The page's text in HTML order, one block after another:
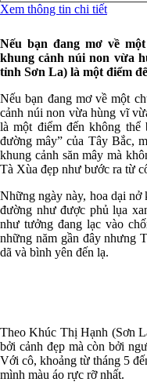
Xem thông tin chi tiết
Nếu bạn đang mơ về
khung cảnh núi non vừa
tỉnh Sơn La) là một điểm
Nếu bạn đang mơ về một
cảnh núi non vừa hùng vĩ
là một điểm đến không thể
đường mây” của Tây Bắc,
khung cảnh săn mây mà
Tà Xùa đẹp như bước ra từ
Những ngày này, hoa dại
đường như được phủ lụa
như tưởng đang lạc vào
những năm gần đây nhưng
dã và bình yên đến lạ.
Theo Khúc Thị Hạnh (Sơn
bởi cảnh đẹp mà còn bởi
Với cô, khoảng từ tháng 5
mình màu áo rực rỡ nhất.